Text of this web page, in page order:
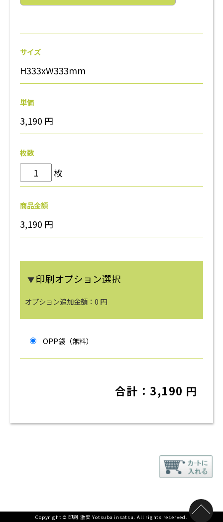
サイズ
H333xW333mm
単価
3,190 円
枚数
枚
商品金額
3,190 円
▼印刷オプション選択
オプション追加金額： 0 円
OPP袋（無料）
合計：3,190 円
Copyright © 印刷 激安 Yotsuba insatsu. All rights reserved.